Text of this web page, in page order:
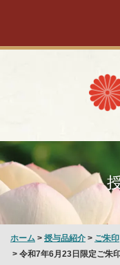
ホーム > 授与品紹介 > ご朱印
> 令和7年6月23日限定ご朱